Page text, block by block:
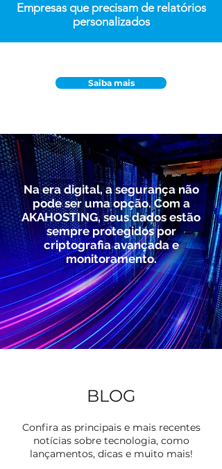
Empresas que precisam de relatórios
personalizados
Saiba mais
Na era digital, a segurança não
pode ser uma opção. Com a
AKAHOSTING, seus dados estão
sempre protegidos por
criptografia avançada e
monitoramento.
BLOG
Confira as principais e mais recentes
notícias sobre tecnologia, como
lançamentos, dicas e muito mais!